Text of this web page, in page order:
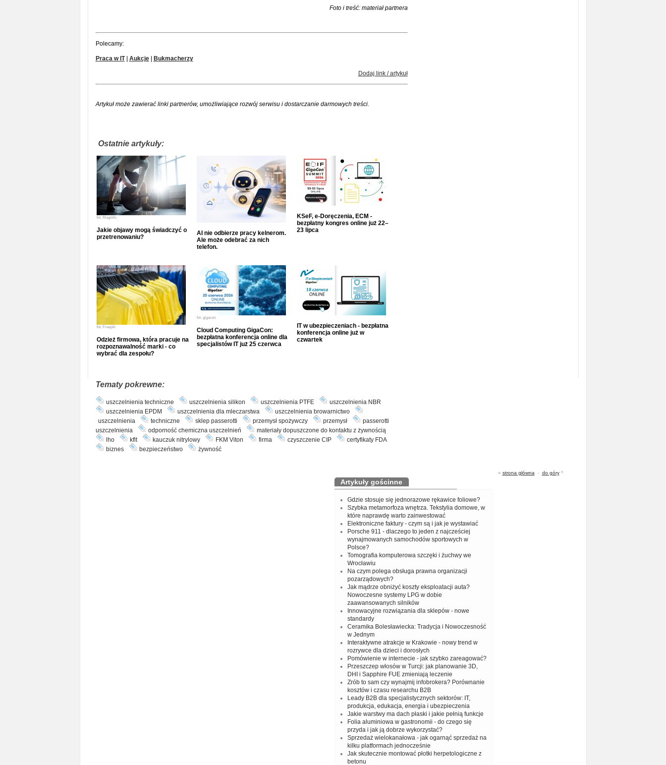
Foto i treść: materiał partnera
Polecamy:
Praca w IT| Aukcje| Bukmacherzy
Dodaj link / artykuł
Artykuł może zawierać linki partnerów, umożliwiające rozwój serwisu i dostarczanie darmowych treści.
Ostatnie artykuły:
fot. Magnific
Jakie objawy mogą świadczyć o
przetrenowaniu?
AI nie odbierze pracy kelnerom.
Ale może odebrać za nich
telefon.
KSeF, e-Doręczenia, ECM -
bezpłatny kongres online już 22–
23 lipca
fot. Freepik
Odzież firmowa, która pracuje na
rozpoznawalność marki - co
wybrać dla zespołu?
fot. gigacon
Cloud Computing GigaCon:
bezpłatna konferencja online dla
specjalistów IT już 25 czerwca
IT w ubezpieczeniach - bezpłatna
konferencja online już w
czwartek
Tematy pokrewne:
uszczelnienia techniczne uszczelnienia silikon uszczelnienia PTFE
uszczelnienia NBR
uszczelnienia EPDM
uszczelnienia dla mleczarstwa
uszczelnienia browarnictwo
uszczelnienia
techniczne sklep passerotti przemysł spożywczy przemysł
passerotti
uszczelnienia
odporność chemiczna uszczelnień
materiały dopuszczone do kontaktu z żywnością
lho
kflt kauczuk nitrylowy FKM Viton firma czyszczenie CIP
certyfikaty FDA
biznes
bezpieczeństwo żywność
« strona główna- do góry^
Artykuły gościnne
Gdzie stosuje się jednorazowe rękawice foliowe?
Szybka metamorfoza wnętrza. Tekstylia domowe, w
które naprawdę warto zainwestować
Elektroniczne faktury - czym są i jak je wystawiać
Porsche 911 - dlaczego to jeden z najcześciej
wynajmowanych samochodów sportowych w
Polsce?
Tomografia komputerowa szczęki i żuchwy we
Wrocławiu
Na czym polega obsługa prawna organizacji
pozarządowych?
Jak mądrze obniżyć koszty eksploatacji auta?
Nowoczesne systemy LPG w dobie
zaawansowanych silników
Innowacyjne rozwiązania dla sklepów - nowe
standardy
Ceramika Bolesławiecka: Tradycja i Nowoczesność
w Jednym
Interaktywne atrakcje w Krakowie - nowy trend w
rozrywce dla dzieci i dorosłych
Pomówienie w internecie - jak szybko zareagować?
Przeszczep włosów w Turcji: jak planowanie 3D,
DHI i Sapphire FUE zmieniają leczenie
Zrób to sam czy wynajmij infobrokera? Porównanie
kosztów i czasu researchu B2B
Leady B2B dla specjalistycznych sektorów: IT,
produkcja, edukacja, energia i ubezpieczenia
Jakie warstwy ma dach płaski i jakie pełnią funkcje
Folia aluminiowa w gastronomii - do czego się
przyda i jak ją dobrze wykorzystać?
Sprzedaż wielokanałowa - jak ogarnąć sprzedaż na
kilku platformach jednocześnie
Jak skutecznie montować płotki herpetologiczne z
betonu